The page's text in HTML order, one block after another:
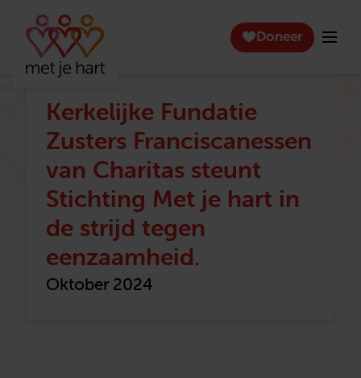
Doneer
Kerkelijke Fundatie
Zusters Franciscanessen
van Charitas steunt
Stichting Met je hart in
de strijd tegen
eenzaamheid.
Oktober 2024